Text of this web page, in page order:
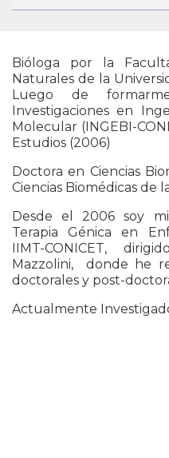
Bióloga por la
Naturales de la
Luego de
Investigaciones en
Molecular (INGEBI-
Estudios (2006)
Doctora en Ciencias
Ciencias Biomédicas de
Desde el 2006 soy
Terapia Génica en
IIMT-CONICET,
Mazzolini, donde he
doctorales y post-
Actualmente